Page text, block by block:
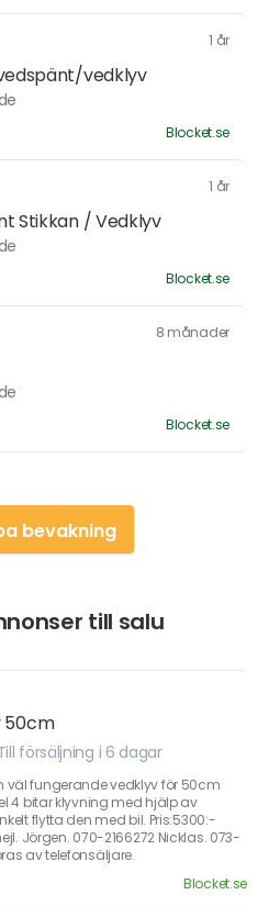
1 år
vedklyv
Blocket.se
1 år
Stikkan / Vedklyv
Blocket.se
8 månader
Blocket.se
bevakning
till salu
50cm
försäljning i 6 dagar
väl fungerande vedklyv för 50cm
4 bitar klyvning med hjälp av
flytta den med bil. Pris:5300:-
Jörgen. 070-2166272 Nicklas. 073-
av telefonsäljare.
Blocket.se